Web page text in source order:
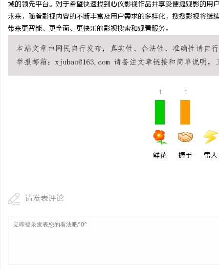
域的领先平台。对于希望快速找到心仪影视作品并享受便捷观影的用
未来，随着影视内容的不断丰富及用户需求的多样化，搜搜影视将
带来更智能、更全面、更快乐的影视搜索和观看服务。
1
鲜花
1
握手 雷人
请发表评论
武汉配眼镜 上海配眼镜